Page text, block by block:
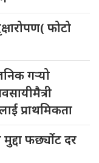
फोटो
गर्‍यो
प्राथमिकता
फर्छ्योट दर